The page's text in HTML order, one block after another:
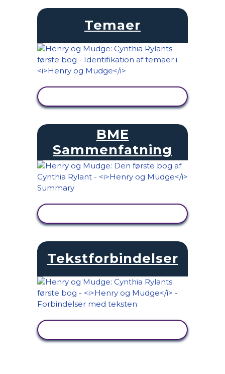
Temaer
BME
Sammenfatning
Tekstforbindelser